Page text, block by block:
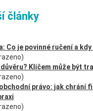
články
Co je povinné ručení a
Klíčem může být
právo: jak chrání